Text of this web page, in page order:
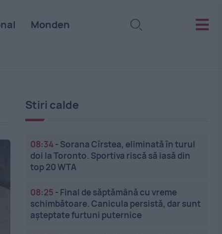
Monden
Stiri calde
08:34- Sorana Cîrstea, eliminată în turul
doi la Toronto. Sportiva riscă să iasă din
top 20 WTA
08:25 - Final de săptămână cu vreme
schimbătoare. Canicula persistă, dar sunt
așteptate furtuni puternice